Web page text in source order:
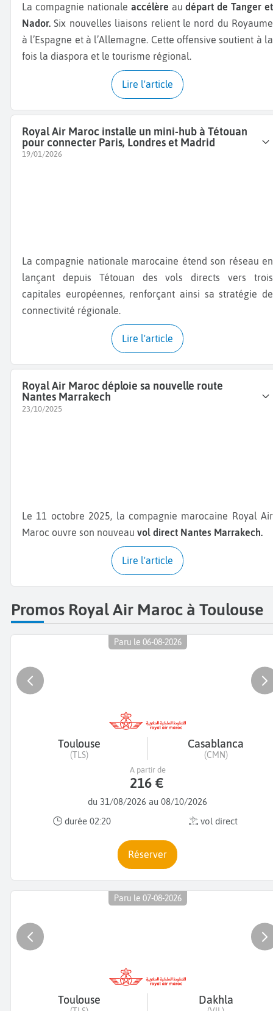
La compagnie nationale accélère audépart de Tanger et
Nador.Six nouvelles liaisons relient le nord du Royaume
à l’Espagne et à l’Allemagne. Cette offensive soutient à la
fois la diaspora et le tourisme régional.
Lire l'article
Royal Air Maroc installe un mini-hub à Tétouan
pour connecter Paris, Londres et Madrid
19/01/2026
La compagnie nationale marocaine étend son réseau en
lançant depuis Tétouan des vols directs vers trois
capitales européennes, renforçant ainsi sa stratégie de
connectivité régionale.
Lire l'article
Royal Air Maroc déploie sa nouvelle route
Nantes Marrakech
23/10/2025
Le 11 octobre 2025, la compagnie marocaine Royal Air
Maroc ouvre son nouveau vol direct Nantes Marrakech.
Lire l'article
Promos Royal Air Maroc à Toulouse
Paru le 06-08-2026
Toulouse
(TLS)
Casablanca
(CMN)
du 31/08/2026 au 08/10/2026
durée 02:20
vol direct
A partir de
216 €
Réserver
Paru le 07-08-2026
Toulouse Dakhla